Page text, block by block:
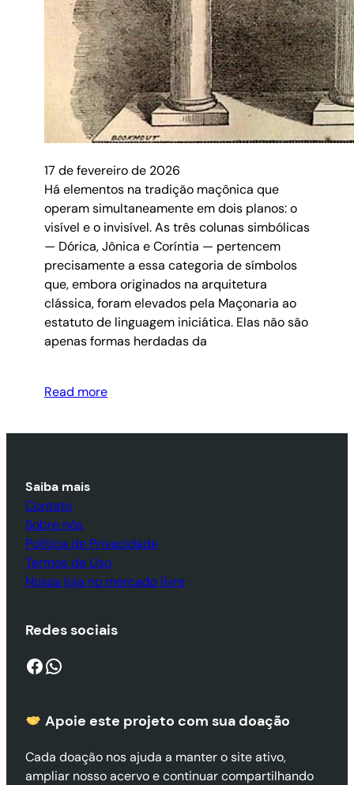
17 de fevereiro de 2026
Há elementos na tradição maçônica que
operam simultaneamente em dois planos: o
visível e o invisível. As três colunas simbólicas
— Dórica, Jônica e Coríntia — pertencem
precisamente a essa categoria de símbolos
que, embora originados na arquitetura
clássica, foram elevados pela Maçonaria ao
estatuto de linguagem iniciática. Elas não são
apenas formas herdadas da
Read more
Saiba mais
Contato
Sobre nós
Política de Privacidade
Termos de Uso
Nossa loja no mercado livre
Redes sociais
Facebook WhatsApp
Apoie este projeto com sua doação
Cada doação nos ajuda a manter o site ativo,
ampliar nosso acervo e continuar compartilhando